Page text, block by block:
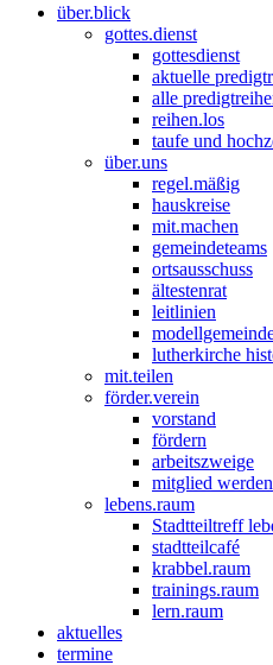
über.blick
gottes.dienst
gottesdienst
aktuelle
alle
reihen.los
taufe und
über.uns
regel.mäßig
hauskreise
mit.machen
gemeindeteams
ortsausschuss
ältestenrat
leitlinien
lutherkirche
mit.teilen
förder.verein
vorstand
fördern
arbeitszweige
mitglied werden
lebens.raum
Stadtteiltreff
stadtteilcafé
krabbel.raum
trainings.raum
lern.raum
aktuelles
termine